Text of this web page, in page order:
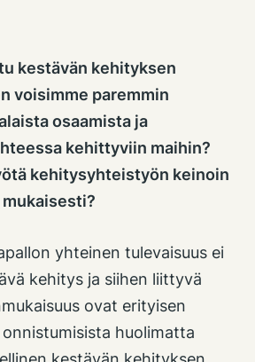
kestävän kehityksen
voisimme paremmin
osaamista ja
kehittyviin maihin?
kehitysyhteistyön keinoin
yhteinen tulevaisuus ei
kehitys ja siihen liittyvä
ovat erityisen
huolimatta